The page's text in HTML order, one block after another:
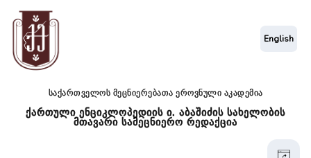
საქართველოს მეცნიერებათა ეროვნული აკადემია
ქართული ენციკლოპედიის ი. აბაშიძის სახელობის
მთავარი სამეცნიერო რედაქცია
English